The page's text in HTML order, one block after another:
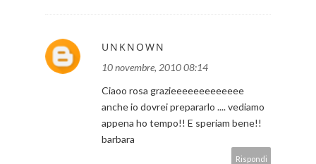
UNKNOWN
10 novembre, 2010 08:14
Ciaoo rosa grazieeeeeeeeeeeee
anche io dovrei prepararlo .... vediamo
appena ho tempo!! E speriam bene!!
barbara
Rispondi